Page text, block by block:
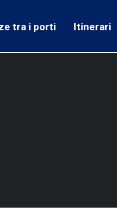
tra i porti Itinerari